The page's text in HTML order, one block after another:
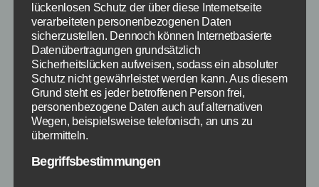
[index]
Früchte mit Kernen – Das ist die
94% Lösung
Los geht es in 94 Prozent mit der Frage Früchte
mit Kernen. Die Lösung hierfür ist nicht ganz so
einfach da Pfirsich, Kirsche und Pflaume, die
lückenlosen Schutz der über diese Internetseite
verarbeiteten personenbezogenen Daten
sicherzustellen. Dennoch können Internetbasierte
Datenübertragungen grundsätzlich
Sicherheitslücken aufweisen, sodass ein absoluter
Schutz nicht gewährleistet werden kann. Aus diesem
Grund steht es jeder betroffenen Person frei,
personenbezogene Daten auch auf alternativen
Wegen, beispielsweise telefonisch, an uns zu
übermitteln.
Begriffsbestimmungen